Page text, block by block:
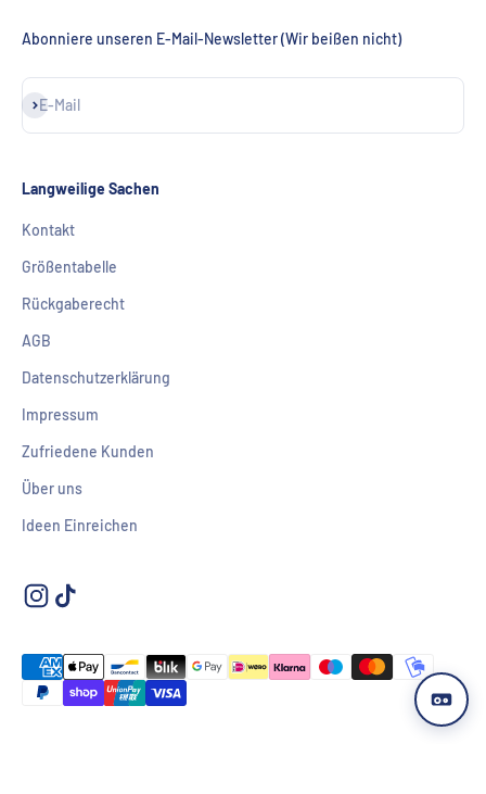
Abonniere unseren E-Mail-Newsletter (Wir beißen nicht)
E-Mail
Abonnieren
Langweilige Sachen
Kontakt
Größentabelle
Rückgaberecht
AGB
Datenschutzerklärung
Impressum
Zufriedene Kunden
Über uns
Ideen Einreichen